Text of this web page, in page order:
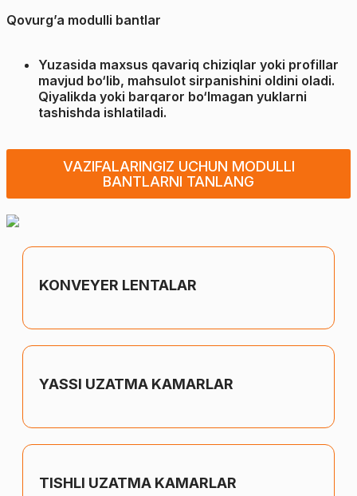
Qovurg’a modulli bantlar
Yuzasida maxsus qavariq chiziqlar yoki profillar
mavjud bo‘lib, mahsulot sirpanishini oldini oladi.
Qiyalikda yoki barqaror bo‘lmagan yuklarni
tashishda ishlatiladi.
VAZIFALARINGIZ UCHUN MODULLI
BANTLARNI TANLANG
KONVEYER LENTALAR
YASSI UZATMA KAMARLAR
TISHLI UZATMA KAMARLAR